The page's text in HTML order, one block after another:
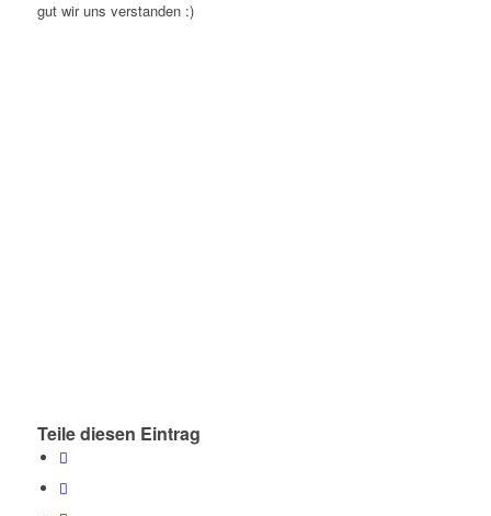
gut wir uns verstanden :)
Teile diesen Eintrag